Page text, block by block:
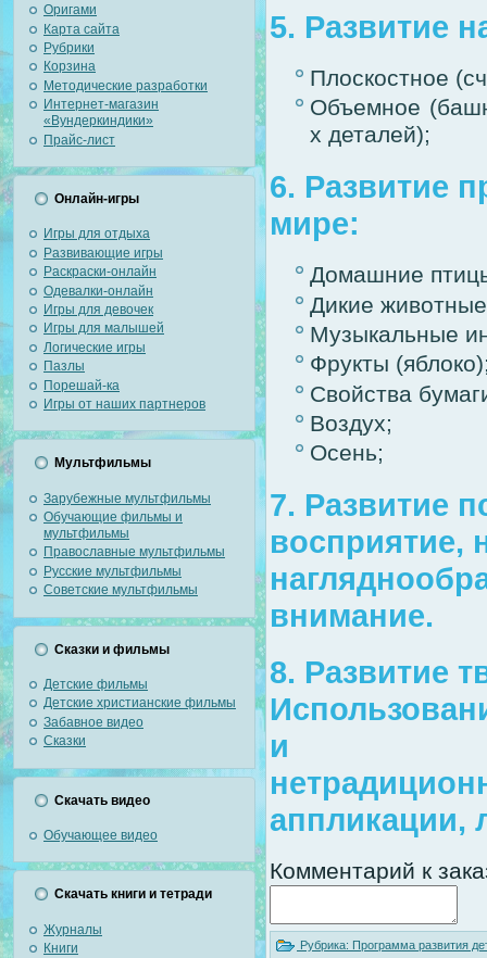
Оригами
Карта сайта
Рубрики
Корзина
Методические разработки
Интернет-магазин
«Вундеркиндики»
Прайс-лист
Онлайн-игры
Игры для отдыха
Развивающие игры
Раскраски-онлайн
Одевалки-онлайн
Игры для девочек
Игры для малышей
Логические игры
Пазлы
Порешай-ка
Игры от наших партнеров
Мультфильмы
Зарубежные мультфильмы
Обучающие фильмы и
мультфильмы
Православные мультфильмы
Русские мультфильмы
Советские мультфильмы
Сказки и фильмы
Детские фильмы
Детские христианские фильмы
Забавное видео
Сказки
Скачать видео
Обучающее видео
Скачать книги и тетради
Журналы
Книги
5. Развитие
Плоскостное
Объемное
х деталей);
6. Развитие
мире:
Домашние
Дикие
Музыкальные
Фрукты
Свойства
Воздух;
Осень;
7. Развитие
восприятие,
внимание.
8. Развитие
и
аппликации,
Комментарий к
Рубрика: Программа развития